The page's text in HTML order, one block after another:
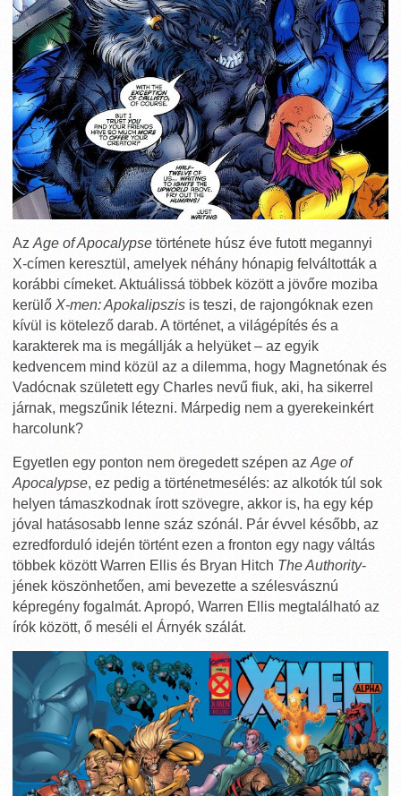
Az Age of Apocalypse története húsz éve futott megannyi
X-címen keresztül, amelyek néhány hónapig felváltották a
korábbi címeket. Aktuálissá többek között a jövőre moziba
kerülő X-men: Apokalipszis is teszi, de rajongóknak ezen
kívül is kötelező darab. A történet, a világépítés és a
karakterek ma is megállják a helyüket – az egyik
kedvencem mind közül az a dilemma, hogy Magnetónak és
Vadócnak született egy Charles nevű fiuk, aki, ha sikerrel
járnak, megszűnik létezni. Márpedig nem a gyerekeinkért
harcolunk?
Egyetlen egy ponton nem öregedett szépen az Age of
Apocalypse, ez pedig a történetmesélés: az alkotók túl sok
helyen támaszkodnak írott szövegre, akkor is, ha egy kép
jóval hatásosabb lenne száz szónál. Pár évvel később, az
ezredforduló idején történt ezen a fronton egy nagy váltás
többek között Warren Ellis és Bryan Hitch The Authority-
jének köszönhetően, ami bevezette a szélesvásznú
képregény fogalmát. Apropó, Warren Ellis megtalálható az
írók között, ő meséli el Árnyék szálát.